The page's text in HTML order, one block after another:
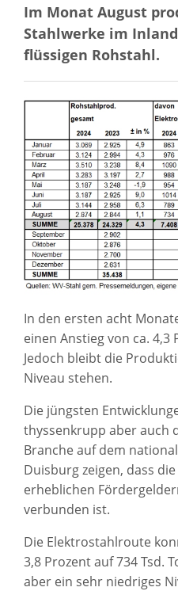
Im Monat August
Stahlwerke im
flüssigen Rohstahl.
In den ersten acht
einen Anstieg von ca. 4,3
Jedoch bleibt die
Niveau stehen.
Die jüngsten
thyssenkrupp aber auch
Branche auf dem
Duisburg zeigen, dass
erheblichen
verbunden ist.
Die Elektrostahlroute
3,8 Prozent auf 734 Tsd.
aber ein sehr niedriges